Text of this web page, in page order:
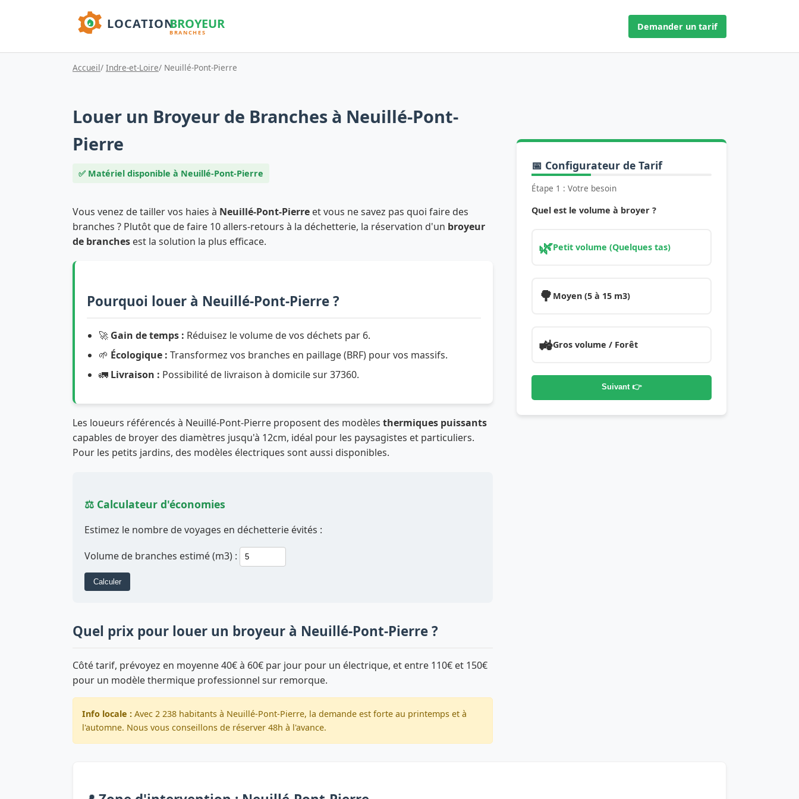
Demander un tarif
Accueil/ Indre-et-Loire/ Neuillé-Pont-Pierre
Louer un Broyeur de Branches à Neuillé-Pont-
Pierre
✅ Matériel disponible à Neuillé-Pont-Pierre
Vous venez de tailler vos haies à Neuillé-Pont-Pierre et vous ne savez pas quoi faire des
branches ? Plutôt que de faire 10 allers-retours à la déchetterie, la réservation d'un broyeur
de branches est la solution la plus efficace.
Pourquoi louer à Neuillé-Pont-Pierre ?
🚀 Gain de temps : Réduisez le volume de vos déchets par 6.
🌱 Écologique : Transformez vos branches en paillage (BRF) pour vos massifs.
🚛 Livraison : Possibilité de livraison à domicile sur 37360.
Les loueurs référencés à Neuillé-Pont-Pierre proposent des modèles thermiques puissants
capables de broyer des diamètres jusqu'à 12cm, idéal pour les paysagistes et particuliers.
Pour les petits jardins, des modèles électriques sont aussi disponibles.
⚖️ Calculateur d'économies
Estimez le nombre de voyages en déchetterie évités :
Volume de branches estimé (m3) :
Calculer
Quel prix pour louer un broyeur à Neuillé-Pont-Pierre ?
Côté tarif, prévoyez en moyenne 40€ à 60€ par jour pour un électrique, et entre 110€ et 150€
pour un modèle thermique professionnel sur remorque.
Info locale : Avec 2 238 habitants à Neuillé-Pont-Pierre, la demande est forte au printemps et à
l'automne. Nous vous conseillons de réserver 48h à l'avance.
📅 Configurateur de Tarif
Étape 1 : Votre besoin
Quel est le volume à broyer ?
🌿Petit volume (Quelques tas)
🌳 Moyen (5 à 15 m3)
🚜Gros volume / Forêt
Suivant 👉